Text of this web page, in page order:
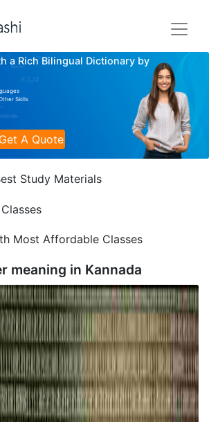
a Rich Bilingual Dictionary by
Skills
Get A Quote
Study Materials
Most Affordable Classes
meaning in Kannada